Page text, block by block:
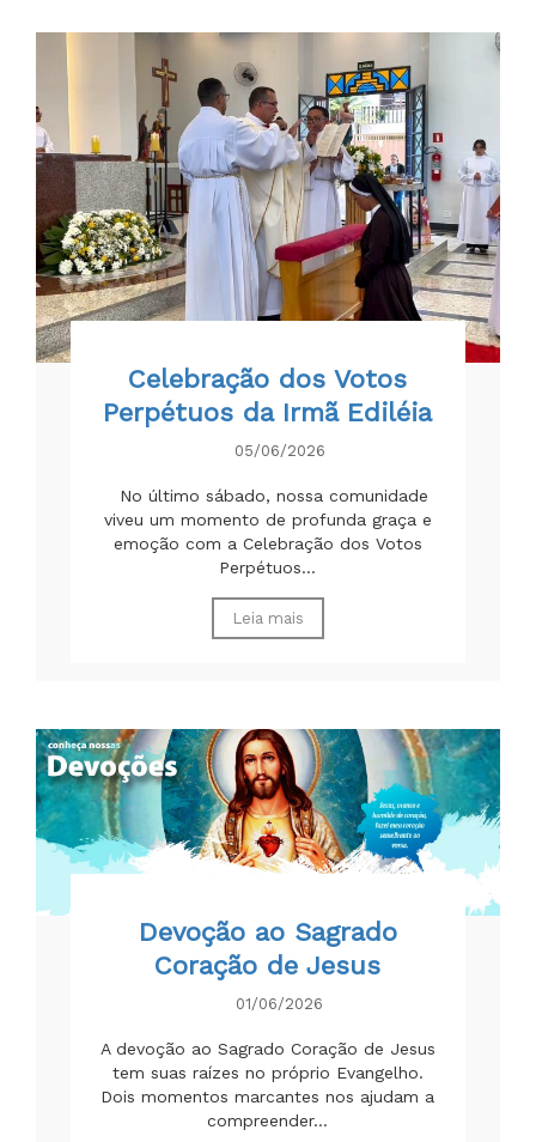
Celebração dos Votos
Perpétuos da Irmã Ediléia
05/06/2026
No último sábado, nossa comunidade
viveu um momento de profunda graça e
emoção com a Celebração dos Votos
Perpétuos...
Leia mais
Devoção ao Sagrado
Coração de Jesus
01/06/2026
A devoção ao Sagrado Coração de Jesus
tem suas raízes no próprio Evangelho.
Dois momentos marcantes nos ajudam a
compreender...